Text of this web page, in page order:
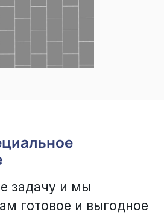
задачу и мы
готовое и выгодное